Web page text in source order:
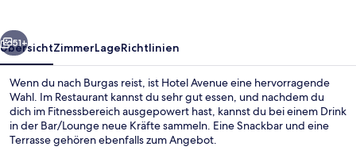
Weiter
51+
ÜbersichtZimmerLageRichtlinien
Wenn du nach Burgas reist, ist Hotel Avenue eine hervorragende
Wahl. Im Restaurant kannst du sehr gut essen, und nachdem du
dich im Fitnessbereich ausgepowert hast, kannst du bei einem Drink
in der Bar/Lounge neue Kräfte sammeln. Eine Snackbar und eine
Terrasse gehören ebenfalls zum Angebot.